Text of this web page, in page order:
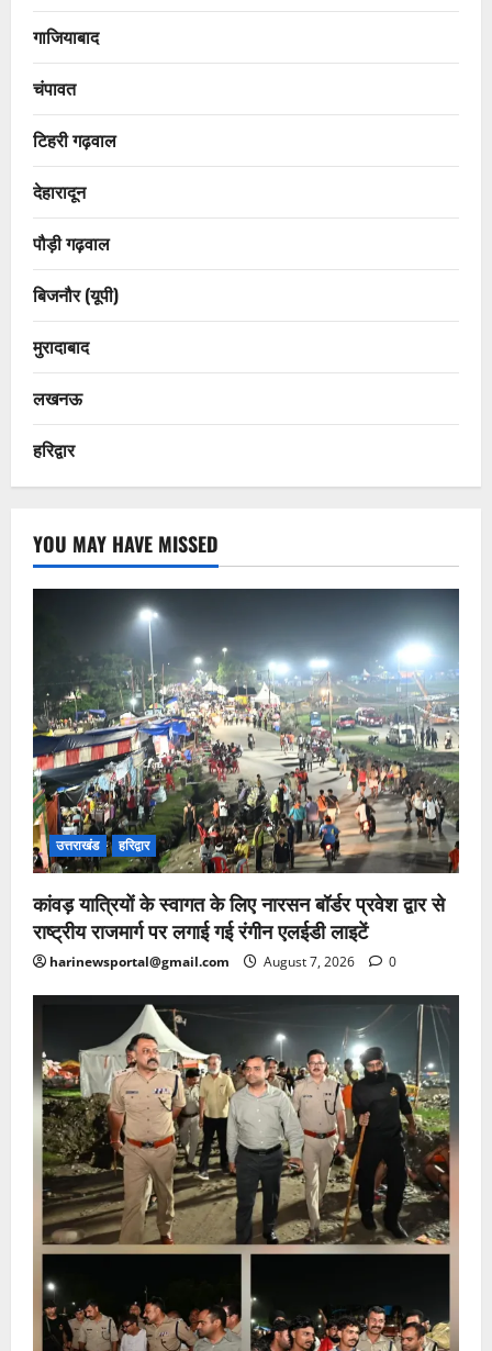
गाजियाबाद
चंपावत
टिहरी गढ़वाल
देहारादून
पौड़ी गढ़वाल
बिजनौर (यूपी)
मुरादाबाद
लखनऊ
हरिद्वार
YOU MAY HAVE MISSED
उत्तराखंड हरिद्वार
कांवड़ यात्रियों के स्वागत के लिए नारसन बॉर्डर प्रवेश द्वार से
राष्ट्रीय राजमार्ग पर लगाई गई रंगीन एलईडी लाइटें
harinewsportal@gmail.com August 7, 2026 0